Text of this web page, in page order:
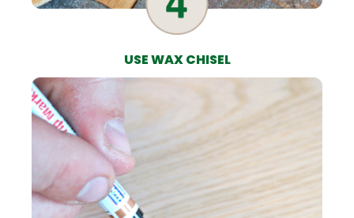
USE WAX CHISEL